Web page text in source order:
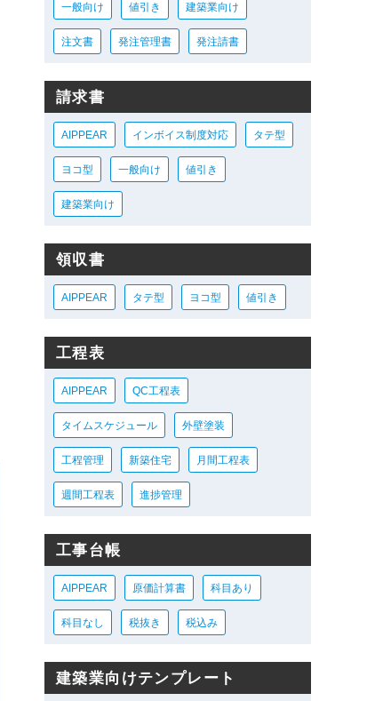
一般向け 値引き 建築業向け
注文書 発注管理書 発注請書
請求書
AIPPEAR インボイス制度対応 タテ型
ヨコ型 一般向け 値引き
建築業向け
領収書
AIPPEAR タテ型 ヨコ型 値引き
工程表
AIPPEAR QC工程表
タイムスケジュール 外壁塗装
工程管理 新築住宅 月間工程表
週間工程表 進捗管理
工事台帳
AIPPEAR 原価計算書 科目あり
科目なし 税抜き 税込み
建築業向けテンプレート